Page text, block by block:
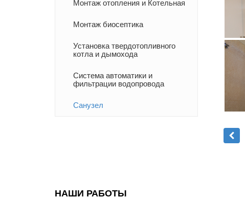
Монтаж отопления и Котельная
Монтаж биосептика
Установка твердотопливного
котла и дымохода
Система автоматики и
фильтрации водопровода
Санузел
НАШИ РАБОТЫ